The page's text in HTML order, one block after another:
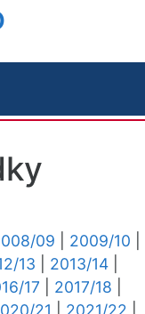
09 2009/10
13 2013/14
17 2017/18
21 2021/22